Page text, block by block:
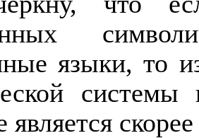
языки, то
является